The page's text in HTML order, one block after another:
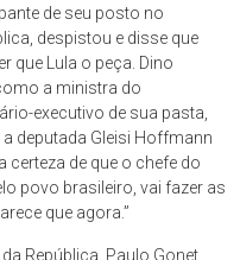
de seu posto no
despistou e disse que
que Lula o peça. Dino
a ministra do
executivo de sua pasta,
a deputada Gleisi Hoffmann
certeza de que o chefe do
povo brasileiro, vai fazer as
que agora.”
República, Paulo Gonet,